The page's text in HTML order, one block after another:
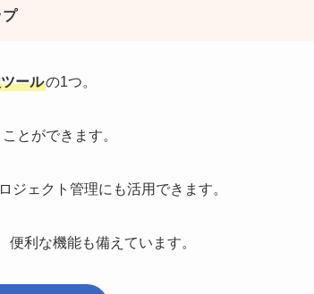
プ
ールの1つ。
とができます。
ジェクト管理にも活用できます。
便利な機能も備えています。